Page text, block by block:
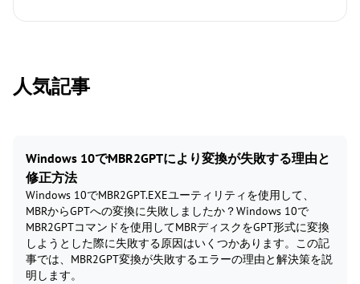
人気記事
Windows 10でMBR2GPTにより変換が失敗する理由と
修正方法
Windows 10でMBR2GPT.EXEユーティリティを使用して、
MBRからGPTへの変換に失敗しましたか？Windows 10で
MBR2GPTコマンドを使用してMBRディスクをGPT形式に変換
しようとした際に失敗する原因はいくつかあります。この記
事では、MBR2GPT変換が失敗するエラーの理由と解決策を説
明します。